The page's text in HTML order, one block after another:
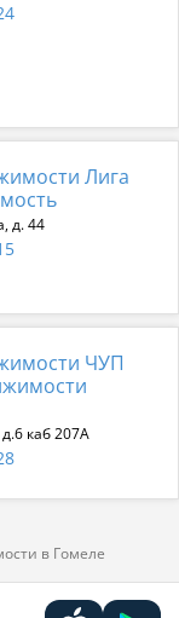
Лига
д. 44
ЧУП
каб 207А
в Гомеле